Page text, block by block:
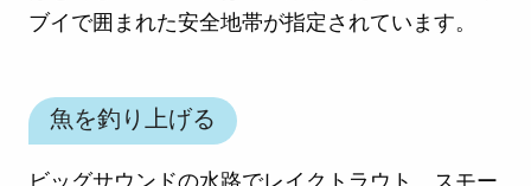
ブイで囲まれた安全地帯が指定されています。
魚を釣り上げる
ビッグサウンドの水路でレイクトラウト、スモー